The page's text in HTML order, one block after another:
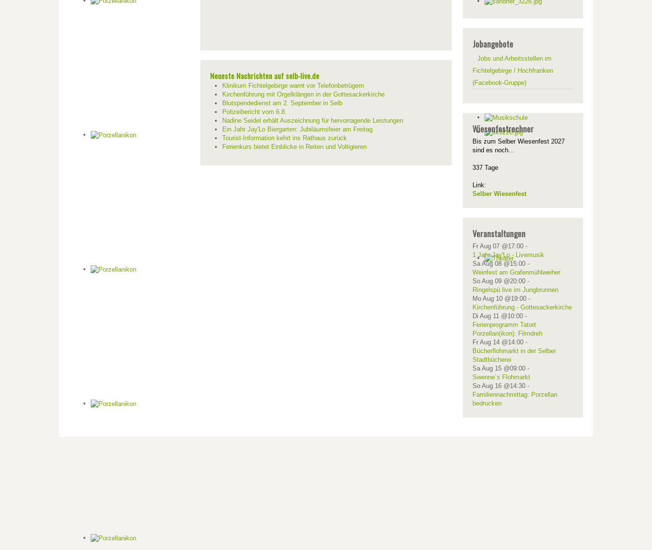
Neueste Nachrichten auf selb-live.de
Klinikum Fichtelgebirge warnt vor Telefonbetrügern
Kirchenführung mit Orgelklängen in der Gottesackerkirche
Blutspendedienst am 2. September in Selb
Polizeibericht vom 6.8.
Nadine Seidel erhält Auszeichnung für hervorragende Leistungen
Ein Jahr Jay'Lo Biergarten: Jubiläumsfeier am Freitag
Tourist-Information kehrt ins Rathaus zurück
Ferienkurs bietet Einblicke in Reiten und Voltigieren
Jobangebote
Jobs und Arbeitsstellen im
Fichtelgebirge / Hochfranken
(Facebook-Gruppe)
Wiesenfestrechner
Bis zum Selber Wiesenfest 2027
sind es noch...
337 Tage
Link:
Selber Wiesenfest
Veranstaltungen
Fr Aug 07 @17:00-
1 Jahr Jay'Lo - Livemusik
Sa Aug 08 @15:00-
Weinfest am Grafenmühlweiher
So Aug 09 @20:00-
Ringelspü live im Jungbrunnen
Mo Aug 10 @19:00-
Kirchenführung - Gottesackerkirche
Di Aug 11 @10:00-
Ferienprogramm Tatort
Porzellan(ikon): Filmdreh
Fr Aug 14 @14:00-
Bücherflohmarkt in der Selber
Stadtbücherei
Sa Aug 15 @09:00-
Swenne´s Flohmarkt
So Aug 16 @14:30-
Familiennachmittag: Porzellan
bedrucken